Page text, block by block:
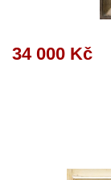
34 000 Kč